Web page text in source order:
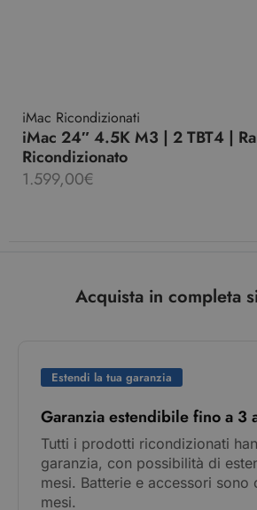
iMac Ricondizionati
iMac 24″ 4.5K M3 | 2 TBT4 |
Ricondizionato
1.599,00€
Acquista in completa
Estendi la tua garanzia
Garanzia estendibile fino a 3
Tutti i prodotti ricondizionati
garanzia, con possibilità di
mesi. Batterie e accessori sono
mesi.